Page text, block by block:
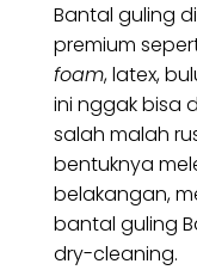
Bantal guling
premium
foam, latex,
ini nggak bisa
salah malah
bentuknya
belakangan,
bantal guling
dry-cleaning.